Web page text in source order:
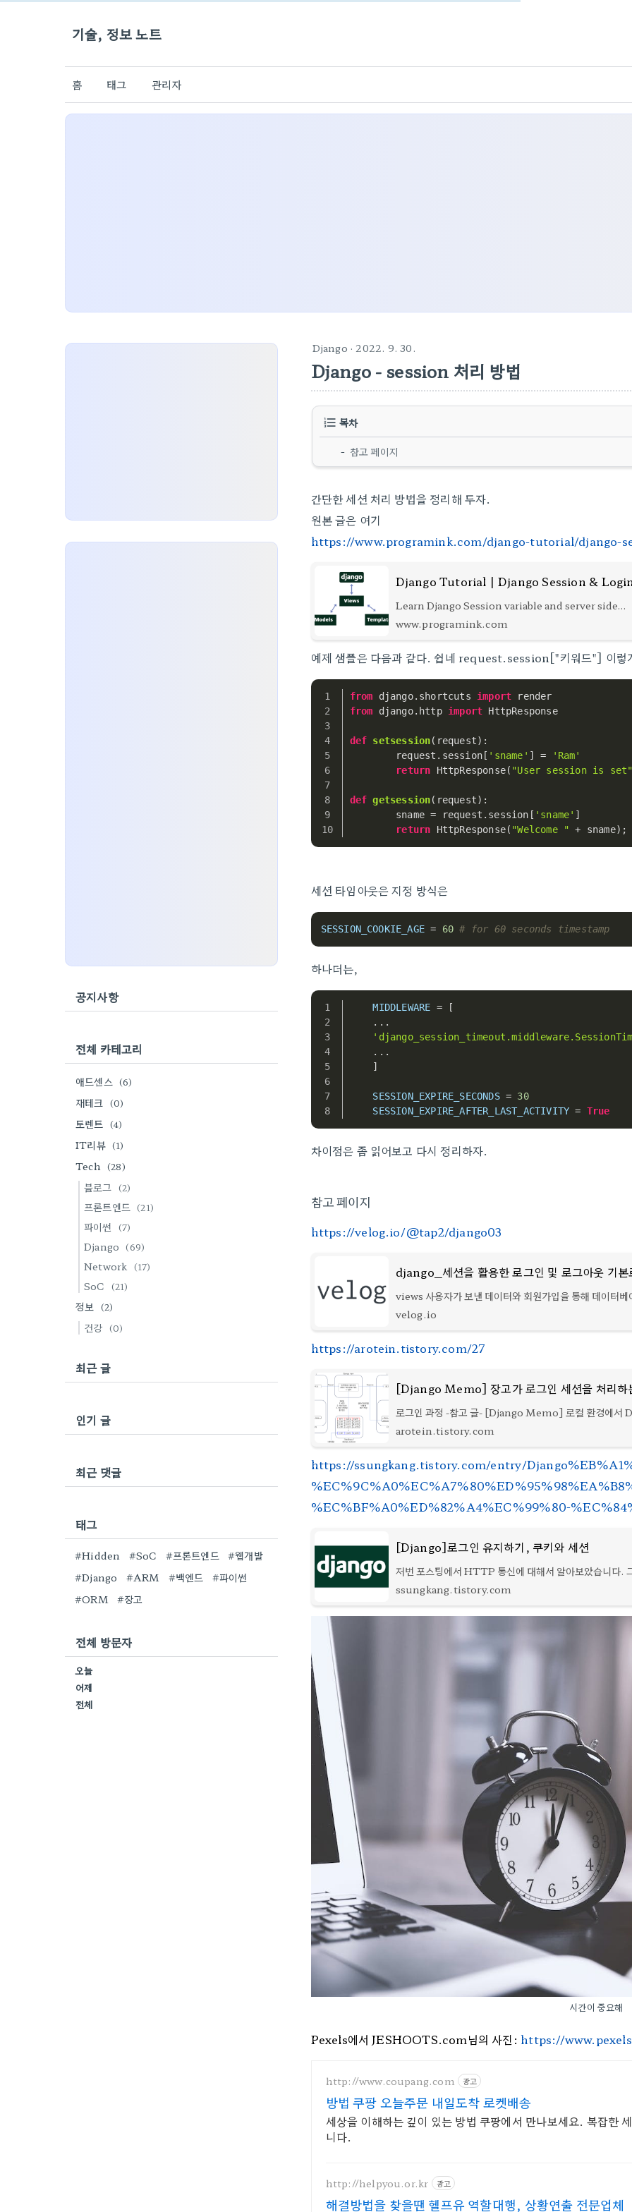
기술, 정보 노트
홈 태그 관리자
Django · 2022. 9. 30.
Django - session 처리 방법
목차
참고 페이지
간단한 세션 처리 방법을 정리해 두자.
원본 글은 여기
https://www.programink.com/django-tutorial/django-
Learn Django Session variable and server side
caching with this Django Session Tutorial.
www.programink.com
예제 샘플은 다음과 같다. 쉽네 request.session["키워드"] 이렇
from django.shortcuts import render
from django.http import HttpResponse
def setsession( request):
        request.session[
'sname' ] =
'Ram'
return HttpResponse( "User session is set"
def getsession( request):
        sname = request.session[
'sname' ]
return HttpResponse( "Welcome " + sname);
세션 타임아웃은 지정 방식은
SESSION_COOKIE_AGE = 60 # for 60 seconds timestamp
하나더는,
MIDDLEWARE = [
    ...
    ...
    ]
SESSION_EXPIRE_SECONDS = 30
SESSION_EXPIRE_AFTER_LAST_ACTIVITY = True
차이점은 좀 읽어보고 다시 정리하자.
참고 페이지
https://velog.io/@tap2/django03
django_세션을 활용한 로그인 및 로그아웃 기본
views 사용자가 보낸 데이터와 회원가입을 통해 데이터베
저장된 사용자의 정보가 일치하는지 확인 session에 사용
구별할 수 있는 정보를 key-value 형식으로 담아 응답을 보
velog.io
https://arotein.tistory.com/27
[Django Memo] 장고가 로그인 세션을 처리하
로그인 과정 -참고 글- [Django Memo] 로컬 환경에서
람 장고에서 로그인이 진행되는 과정은 다음과 같습니다. 1.
이언트가 로그인을 시도합니다. 2. view나 form의 clean
arotein.tistory.com
https://ssungkang.tistory.com/entry/
%EC%BF%A0%ED%82%A4%EC%99%80-
[Django]로그인 유지하기, 쿠키와 세션
저번 포스팅에서 HTTP 통신에 대해서 알아보았습니다.
이 정보는 상태 비 저장 프로토콜 입니다.우리가 로그인을 할
아이디와 비밀번호의 정보도 HTTP 통신 중 POST 방식으
내기 떄문
ssungkang.tistory.com
시간이 중요해
Pexels에서 JESHOOTS.com님의 사진: https://
http://www.coupang.com 광고
방법 쿠팡 오늘주문 내일도착 로켓배송
세상을 이해하는 깊이 있는 방법 쿠팡에서 만나보세요. 복잡한
니다.
http://helpyou.or.kr 광고
해결방법을 찾을땐 헬프유 역할대행, 상황연출 전문업체
공지사항
전체 카테고리
애드센스 (6)
재테크 (0)
토렌트 (4)
IT리뷰 (1)
Tech (28)
블로그 (2)
프론트엔드 (21)
파이썬 (7)
Django (69)
Network (17)
SoC (21)
정보 (2)
건강 (0)
최근 글
인기 글
최근 댓글
태그
#Hidden #SoC #프론트엔드
#웹개발
#Django
#ARM #백엔드
#파이썬
#ORM
#장고
전체 방문자
오늘
어제
전체